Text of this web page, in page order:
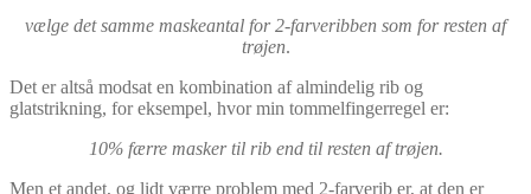
vælge det samme maskeantal for 2-farveribben som for resten af
trøjen.
Det er altså modsat en kombination af almindelig rib og
glatstrikning, for eksempel, hvor min tommelfingerregel er:
10% færre masker til rib end til resten af trøjen.
Men et andet, og lidt værre problem med 2-farverib er, at den er